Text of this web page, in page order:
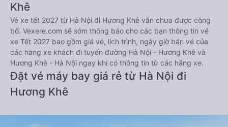
Khê
Vé xe tết 2027 từ Hà Nội đi Hương Khê vẫn chưa được công
bố. Vexere.com sẽ sớm thông báo cho các bạn thông tin vé
xe Tết 2027 bao gồm giá vé, lịch trình, ngày giờ bán vé của
các hãng xe khách đi tuyến đường Hà Nội - Hương Khê và
Hương Khê - Hà Nội ngay khi có thông tin từ các hãng xe.
Đặt vé máy bay giá rẻ từ Hà Nội đi
Hương Khê